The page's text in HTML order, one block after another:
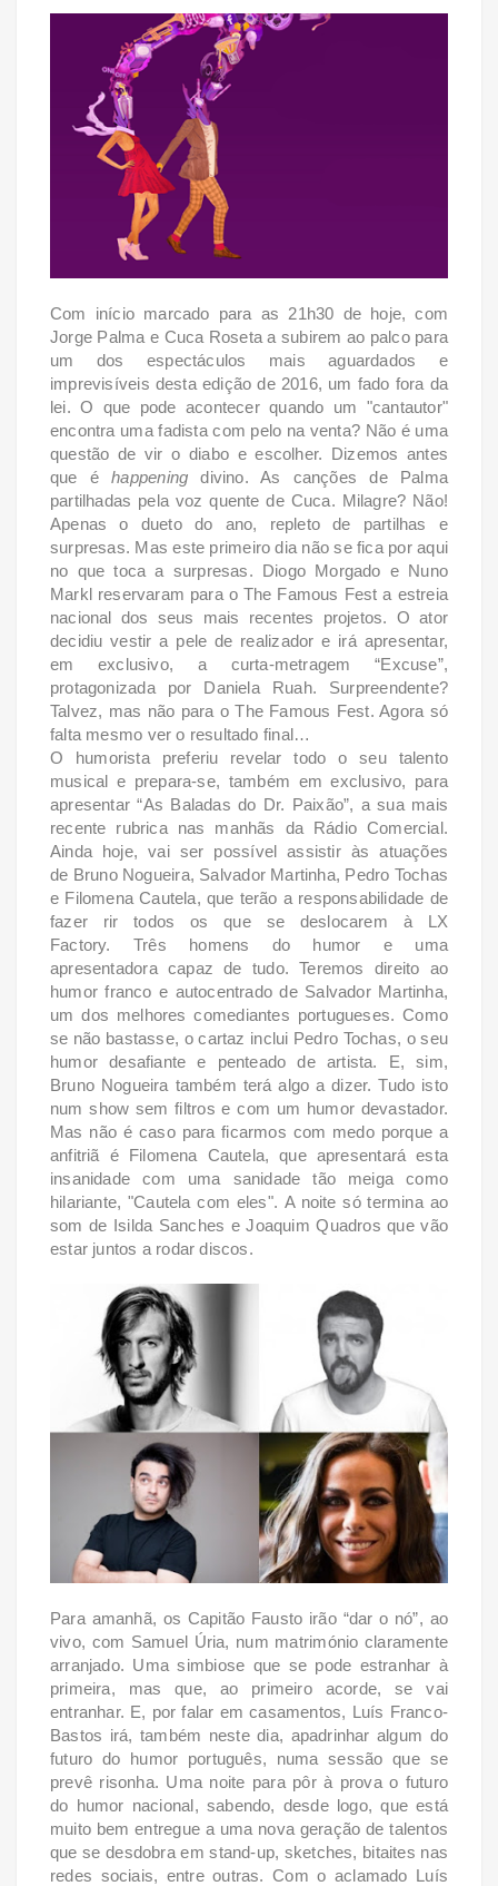
Com início marcado para as 21h30 de hoje,com
Jorge Palma e Cuca Roseta a subirem ao palco para
um dos espectáculos mais aguardados e
imprevisíveis desta edição de 2016, um fado fora da
lei.O que pode acontecer quando um "cantautor"
encontra uma fadista com pelo na venta? Não é uma
questão de vir o diabo e escolher. Dizemos antes
que éhappening divino. As canções de Palma
partilhadas pela voz quente de Cuca. Milagre? Não!
Apenas o dueto do ano, repleto de partilhas e
surpresas. Mas este primeiro dia não se fica por aqui
no que toca a surpresas. Diogo Morgado e Nuno
Markl reservaram para o The Famous Fest a estreia
nacional dos seus mais recentes projetos. O ator
decidiu vestir a pele de realizador e irá apresentar,
em exclusivo, a curta-metragem “Excuse”,
protagonizada por Daniela Ruah. Surpreendente?
Talvez, mas não para o The Famous Fest. Agora só
falta mesmo ver o resultado final…
O humorista preferiu revelar todo o seu talento
musical e prepara-se, também em exclusivo, para
apresentar “As Baladas do Dr. Paixão”, a sua mais
recente rubrica nas manhãs da Rádio Comercial.
Ainda hoje, vai ser possível assistir às atuações
de Bruno Nogueira, Salvador Martinha, Pedro Tochas
e Filomena Cautela, que terão a responsabilidade de
fazer rir todos os que se deslocarem à LX
Factory.
Três homens do humor e uma
apresentadora capaz de tudo. Teremos direito ao
humor franco e autocentrado de Salvador Martinha,
um dos melhores comediantes portugueses. Como
se não bastasse, o cartaz inclui Pedro Tochas, o seu
humor desafiante e penteado de artista. E, sim,
Bruno Nogueira também terá algo a dizer. Tudo isto
num show sem filtros e com um humor devastador.
Mas não é caso para ficarmos com medo porque a
anfitriã é Filomena Cautela, que apresentará esta
insanidade com uma sanidade tão meiga como
hilariante, "Cautela com eles". A noite só termina ao
som de Isilda Sanches e Joaquim Quadros que vão
estar juntos a rodar discos.
Para amanhã, os Capitão Fausto irão “dar o nó”, ao
vivo, com Samuel Úria, num matrimónio claramente
arranjado. Uma simbiose que se pode estranhar à
primeira, mas que, ao primeiro acorde, se vai
entranhar. E, por falar em casamentos, Luís Franco-
Bastos irá, também neste dia, apadrinhar algum do
futuro do humor português, numa sessão que se
prevê risonha. Uma noite para pôr à prova o futuro
do humor nacional, sabendo, desde logo, que está
muito bem entregue a uma nova geração de talentos
que se desdobra em stand-up, sketches, bitaites nas
redes sociais, entre outras. Com o aclamado Luís